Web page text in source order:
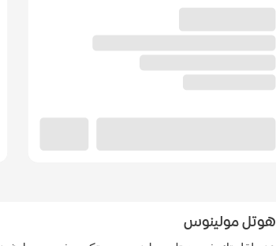
هوتل مولينوس